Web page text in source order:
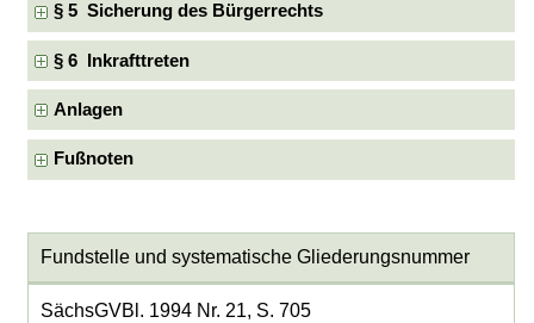
§ 5 Sicherung des Bürgerrechts
§ 6 Inkrafttreten
Anlagen
Fußnoten
Fundstelle und systematische Gliederungsnummer
SächsGVBl. 1994 Nr. 21, S. 705